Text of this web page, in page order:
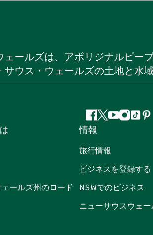
ールズは、アボリジナルピー
ウス・ウェールズの土地と水
フ
ェ
イ
ブ
ッ
ツ
ッ
ー
ユ
ー
ブ
イ
グ
ラ
テ
ト
ピ
ス
ールズ州のロード
情報
旅行情報
ビジネスを登録する
NSWでのビジネス
ニューサウスウェー